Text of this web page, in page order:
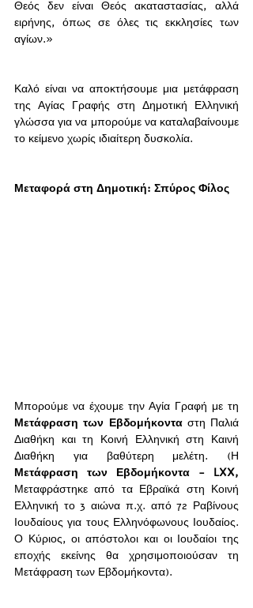
Θεός δεν είναι Θεός ακαταστασίας, αλλά
ειρήνης, όπως σε όλες τις εκκλησίες των
αγίων.»
Καλό είναι να αποκτήσουμε μια μετάφραση
της Αγίας Γραφής στη Δημοτική Ελληνική
γλώσσα για να μπορούμε να καταλαβαίνουμε
το κείμενο χωρίς ιδιαίτερη δυσκολία.
Μεταφορά στη Δημοτική: Σπύρος Φίλος
Μετάφραση των Εβδομήκοντα στη Παλιά
Διαθήκη και τη Κοινή Ελληνική στη Καινή
Μεταφράστηκε από τα Εβραϊκά στη Κοινή
Ελληνική το 3 αιώνα π.χ. από 72 Ραβίνους
Ιουδαίους για τους Ελληνόφωνους Ιουδαίος.
Ο Κύριος, οι απόστολοι και οι Ιουδαίοι της
εποχής εκείνης θα χρησιμοποιούσαν τη
Μετάφραση των Εβδομήκοντα).